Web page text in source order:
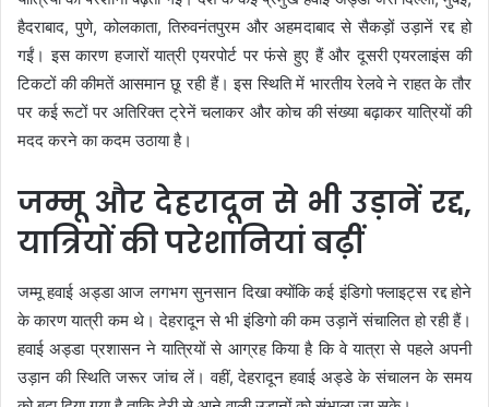
हैदराबाद, पुणे, कोलकाता, तिरुवनंतपुरम और अहमदाबाद से सैकड़ों उड़ानें रद्द हो
गईं। इस कारण हजारों यात्री एयरपोर्ट पर फंसे हुए हैं और दूसरी एयरलाइंस की
टिकटों की कीमतें आसमान छू रही हैं। इस स्थिति में भारतीय रेलवे ने राहत के तौर
पर कई रूटों पर अतिरिक्त ट्रेनें चलाकर और कोच की संख्या बढ़ाकर यात्रियों की
मदद करने का कदम उठाया है।
जम्मू और देहरादून से भी उड़ानें रद्द,
यात्रियों की परेशानियां बढ़ीं
जम्मू हवाई अड्डा आज लगभग सुनसान दिखा क्योंकि कई इंडिगो फ्लाइट्स रद्द होने
के कारण यात्री कम थे। देहरादून से भी इंडिगो की कम उड़ानें संचालित हो रही हैं।
हवाई अड्डा प्रशासन ने यात्रियों से आग्रह किया है कि वे यात्रा से पहले अपनी
उड़ान की स्थिति जरूर जांच लें। वहीं, देहरादून हवाई अड्डे के संचालन के समय